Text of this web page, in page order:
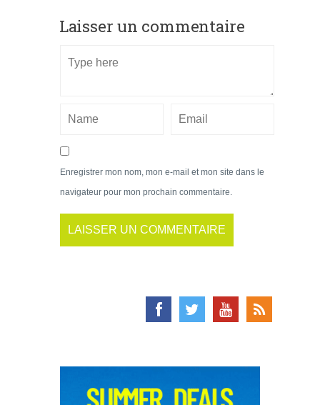
Laisser un commentaire
Enregistrer mon nom, mon e-mail et mon site dans le
navigateur pour mon prochain commentaire.